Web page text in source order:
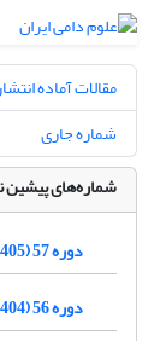
مقالات آماده
شماره جاری
شماره‌های پیشین
دوره 57 (1405)
دوره 56 (1404)